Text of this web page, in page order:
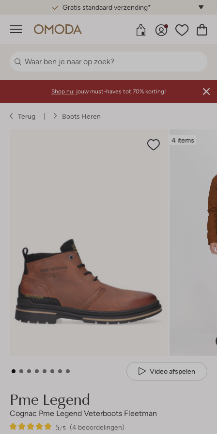
Gratis standaard verzending*
Menu
Shop nu: jouw must-haves tot 70% korting!
Terug Boots Heren
4 items
Video afspelen
Pme Legend
Cognac Pme Legend Veterboots Fleetman
(4 beoordelingen)
5/5
4
5